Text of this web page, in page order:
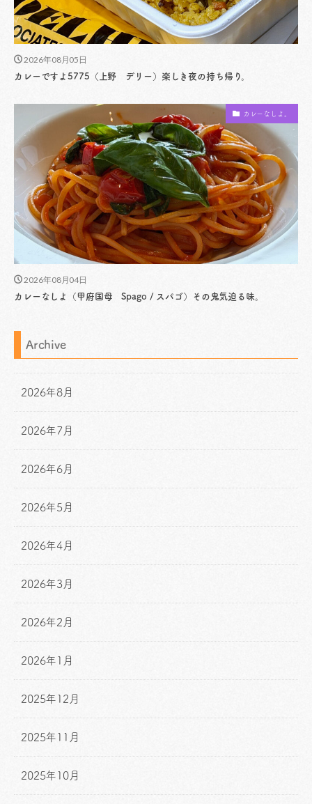
2026年08月05日
カレーですよ5775（上野 デリー）楽しき夜の持ち帰り。
カレーなしよ。
2026年08月04日
カレーなしよ（甲府国母 Spago / スパゴ）その鬼気迫る味。
Archive
2026年8月
2026年7月
2026年6月
2026年5月
2026年4月
2026年3月
2026年2月
2026年1月
2025年12月
2025年11月
2025年10月